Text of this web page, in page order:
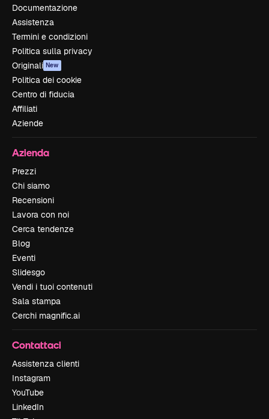
Documentazione
Assistenza
Termini e condizioni
Politica sulla privacy
Originali New
Politica dei cookie
Centro di fiducia
Affiliati
Aziende
Azienda
Prezzi
Chi siamo
Recensioni
Lavora con noi
Cerca tendenze
Blog
Eventi
Slidesgo
Vendi i tuoi contenuti
Sala stampa
Cerchi magnific.ai
Contattaci
Assistenza clienti
Instagram
YouTube
LinkedIn